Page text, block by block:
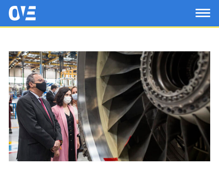
Saltar al contenido principal
OtrasVocesenEducacion.org